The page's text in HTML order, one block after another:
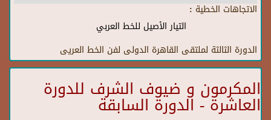
الاتجاهات الخطية :
التيار الأصيل للخط العربي
الدورة الثالثة لملتقى القاهرة الدولى لفن الخط العريى
المكرمون و ضيوف الشرف للدورة
العاشرة - الدورة السابقة